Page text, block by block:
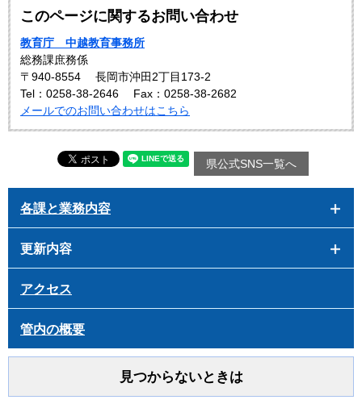
このページに関するお問い合わせ
教育庁 中越教育事務所
総務課庶務係
〒940-8554
長岡市沖田2丁目173-2
Tel：0258-38-2646
Fax：0258-38-2682
メールでのお問い合わせはこちら
県公式SNS一覧へ
各課と業務内容
更新内容
アクセス
管内の概要
見つからないときは